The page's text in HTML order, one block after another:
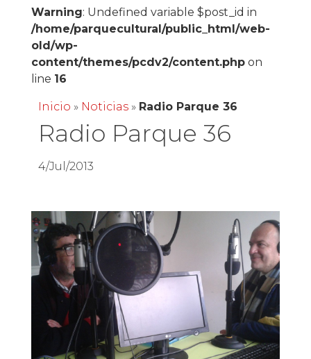
Warning: Undefined variable $post_id in
/home/parquecultural/public_html/web-
old/wp-
content/themes/pcdv2/content.phpon
line 16
Inicio » Noticias» Radio Parque 36
Radio Parque 36
4/Jul/2013